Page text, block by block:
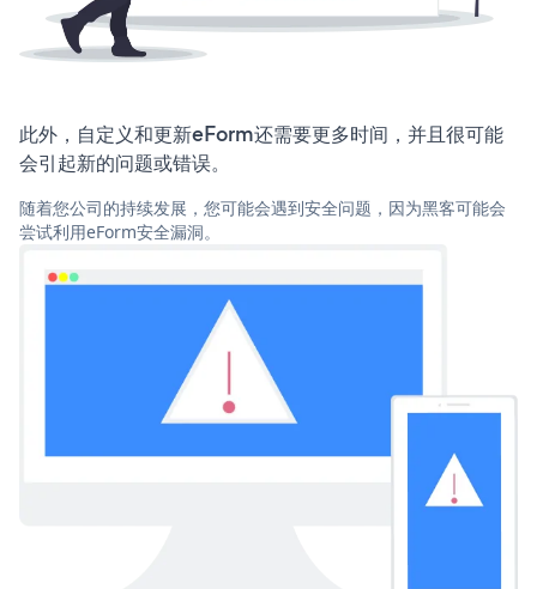
此外，自定义和更新eForm还需要更多时间，并且很可能
会引起新的问题或错误。
随着您公司的持续发展，您可能会遇到安全问题，因为黑客可能会
尝试利用eForm安全漏洞。